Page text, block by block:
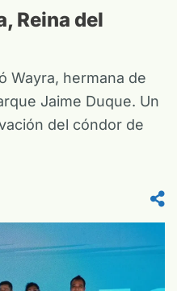
Reina del
Wayra, hermana de
Jaime Duque. Un
del cóndor de